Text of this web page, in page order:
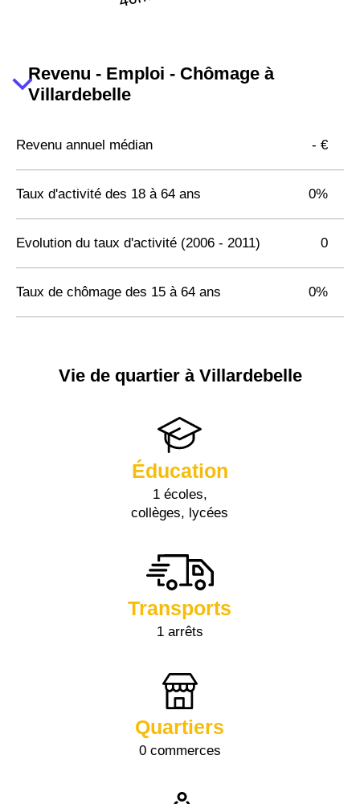
Revenu - Emploi - Chômage à
Villardebelle
Revenu annuel médian - €
Taux d'activité des 18 à 64 ans 0%
Evolution du taux d'activité (2006 - 2011) 0
Taux de chômage des 15 à 64 ans 0%
Vie de quartier à Villardebelle
Éducation
1 écoles,
collèges, lycées
Transports
1 arrêts
Quartiers
0 commerces